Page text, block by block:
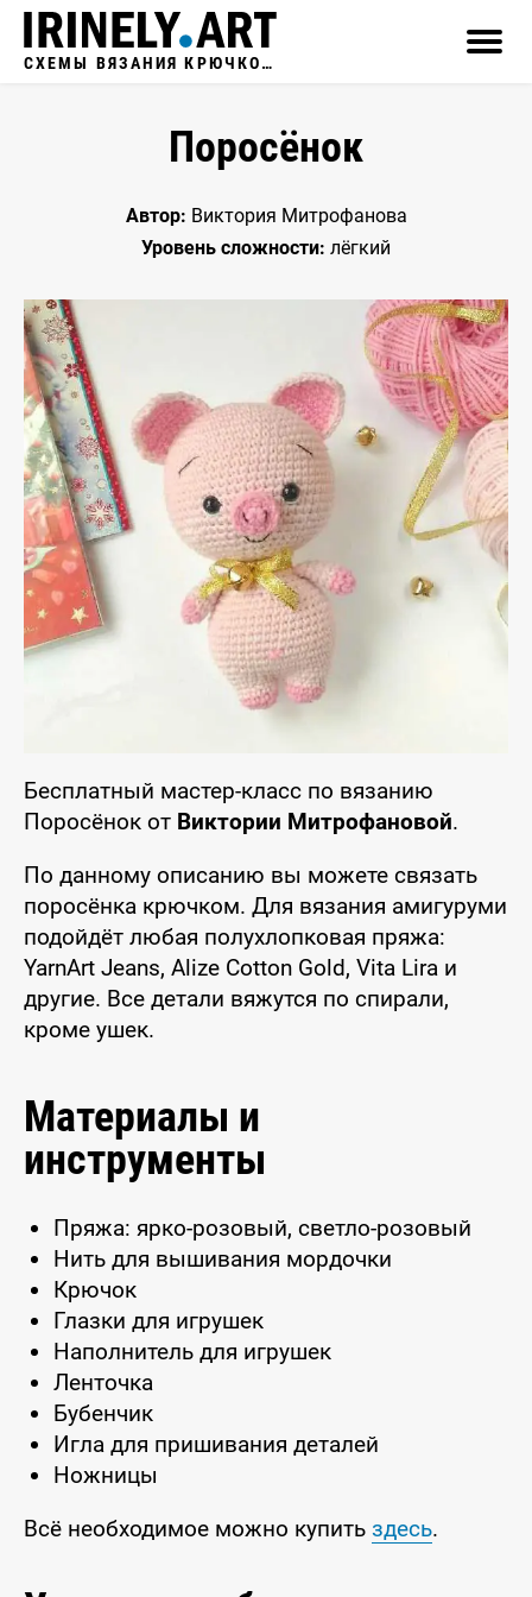
СХЕМЫ ВЯЗАНИЯ КРЮЧКОМ
Поросёнок
Автор: Виктория Митрофанова
Уровень сложности: лёгкий
Бесплатный мастер-класс по вязанию
Поросёнок от Виктории Митрофановой.
По данному описанию вы можете связать
поросёнка крючком. Для вязания амигуруми
подойдёт любая полухлопковая пряжа:
YarnArt Jeans, Alize Cotton Gold, Vita Lira и
другие. Все детали вяжутся по спирали,
кроме ушек.
Материалы и
инструменты
Пряжа: ярко-розовый, светло-розовый
Нить для вышивания мордочки
Крючок
Глазки для игрушек
Наполнитель для игрушек
Ленточка
Бубенчик
Игла для пришивания деталей
Ножницы
Всё необходимое можно купить здесь.